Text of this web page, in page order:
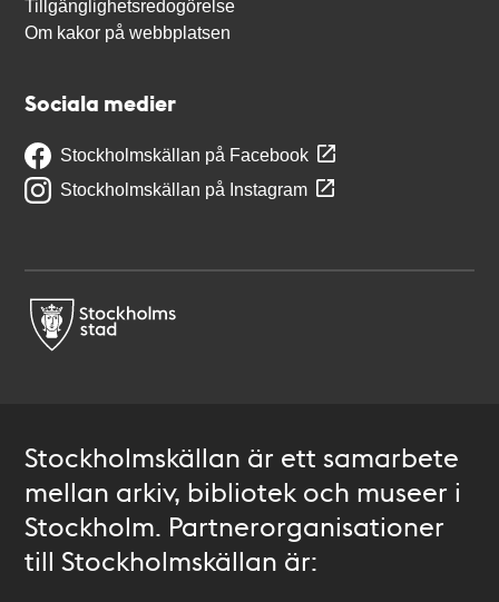
Tillgänglighetsredogörelse
Om kakor på webbplatsen
Sociala medier
Stockholmskällan på Facebook
Stockholmskällan på Instagram
Stockholmskällan är ett samarbete
mellan arkiv, bibliotek och museer i
Stockholm. Partnerorganisationer
till Stockholmskällan är: